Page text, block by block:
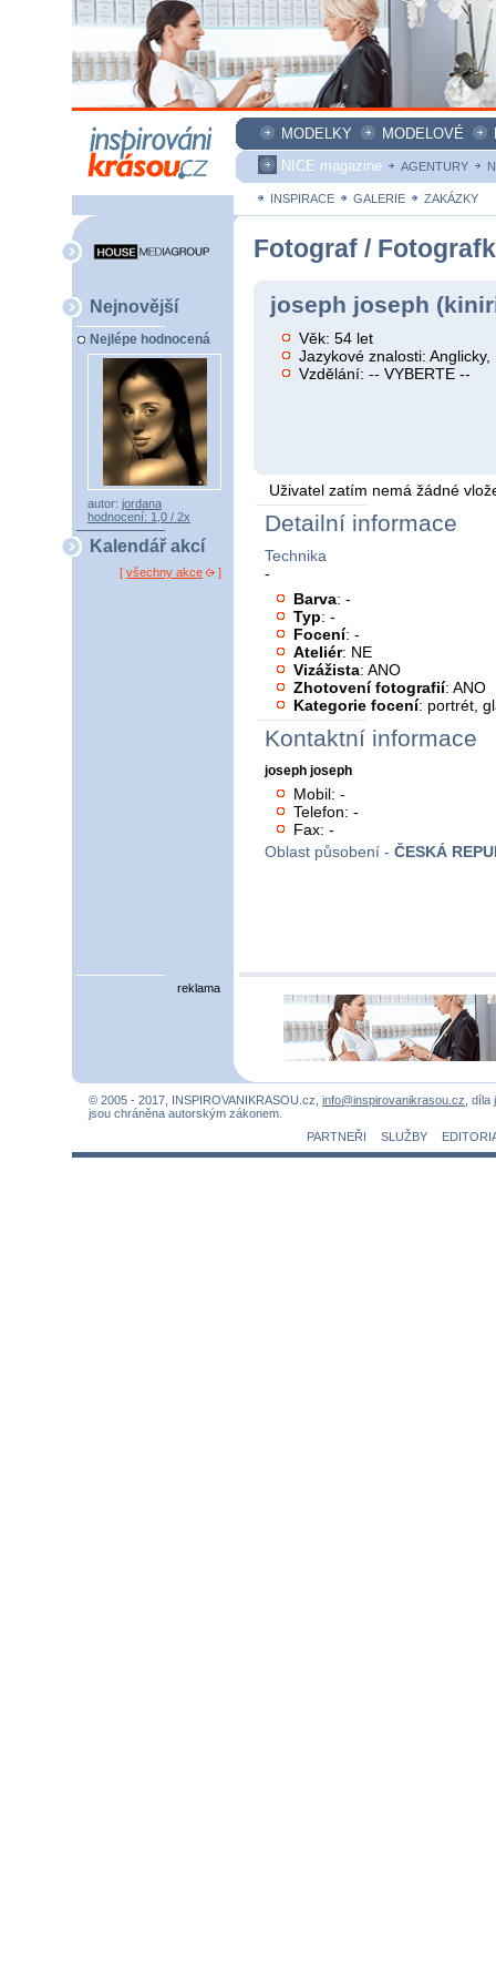
MODELKY MODELOVÉ
NICE magazine
AGENTURY
INSPIRACE GALERIE ZAKÁZKY
Nejnovější
Nejlépe hodnocená
autor: jordana
hodnocení: 1,0 / 2x
Kalendář akcí
[ všechny akce ]
Fotograf /
joseph joseph
Věk: 54 let
Jazykové znalosti: Anglicky,
Vzdělání: -- VYBERTE --
Uživatel zatím nemá žádné
Detailní informace
Technika
-
Barva: -
Typ: -
Focení: -
Ateliér: NE
Vizážista: ANO
Zhotovení fotografií: ANO
Kategorie focení: portrét,
Kontaktní informace
joseph joseph
Mobil: -
Telefon: -
Fax: -
Oblast působení - ČESKÁ
reklama
© 2005 - 2017, INSPIROVANIKRASOU.cz, info@inspirovanikrasou.cz ,
jsou chráněna autorským zákonem.
PARTNEŘI
SLUŽBY